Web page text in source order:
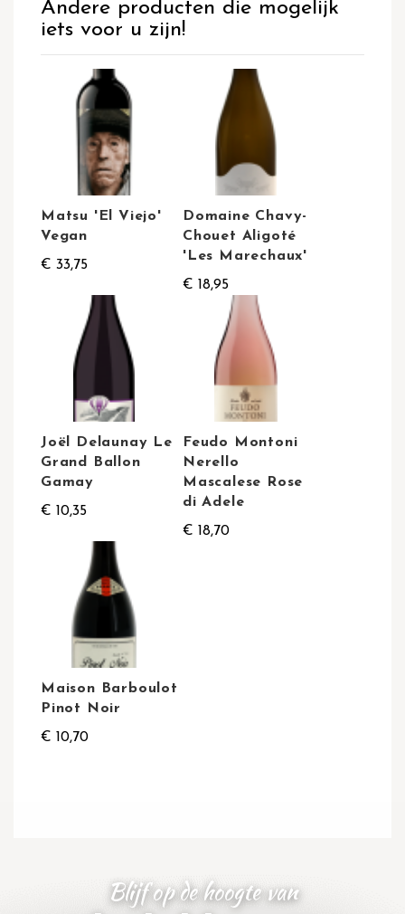
Andere producten die mogelijk
iets voor u zijn!
Matsu 'El Viejo'
Vegan
€ 33,75
Domaine Chavy-
Chouet Aligoté
'Les Marechaux'
€ 18,95
Joël Delaunay Le
Grand Ballon
Gamay
€ 10,35
Feudo Montoni
Nerello
Mascalese Rose
di Adele
€ 18,70
Maison Barboulot
Pinot Noir
€ 10,70
Blijf op de hoogte van